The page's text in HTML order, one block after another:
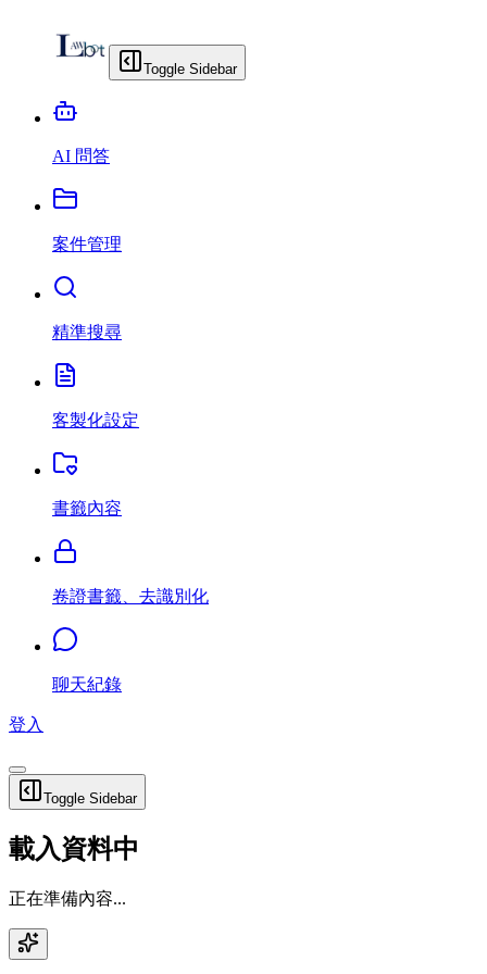
Toggle Sidebar
AI 問答
案件管理
精準搜尋
客製化設定
書籤內容
卷證書籤、去識別化
聊天紀錄
登入
Toggle Sidebar
載入資料中
正在準備內容...